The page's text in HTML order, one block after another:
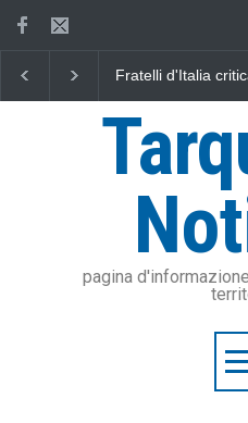
Fratelli d'Italia
dell'addizionale
stangata per i
pagina